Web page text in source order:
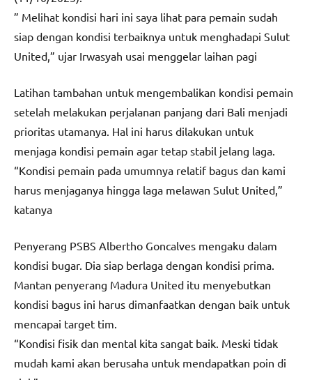
” Melihat kondisi hari ini saya lihat para pemain sudah
siap dengan kondisi terbaiknya untuk menghadapi Sulut
United,” ujar Irwasyah usai menggelar laihan pagi
Latihan tambahan untuk mengembalikan kondisi pemain
setelah melakukan perjalanan panjang dari Bali menjadi
prioritas utamanya. Hal ini harus dilakukan untuk
menjaga kondisi pemain agar tetap stabil jelang laga.
“Kondisi pemain pada umumnya relatif bagus dan kami
harus menjaganya hingga laga melawan Sulut United,”
katanya
Penyerang PSBS Albertho Goncalves mengaku dalam
kondisi bugar. Dia siap berlaga dengan kondisi prima.
Mantan penyerang Madura United itu menyebutkan
kondisi bagus ini harus dimanfaatkan dengan baik untuk
mencapai target tim.
“Kondisi fisik dan mental kita sangat baik. Meski tidak
mudah kami akan berusaha untuk mendapatkan poin di